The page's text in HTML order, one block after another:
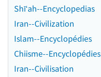
Shīʻah--Encyclopedias
Iran--Civilization
Islam--Encyclopédies
Chiisme--Encyclopédies
Iran--Civilisation